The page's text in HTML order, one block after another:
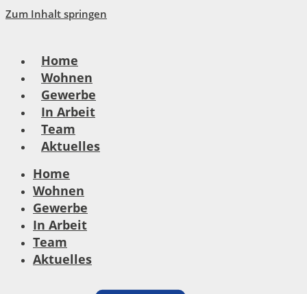
Zum Inhalt springen
Home
Wohnen
Gewerbe
In Arbeit
Team
Aktuelles
Home
Wohnen
Gewerbe
In Arbeit
Team
Aktuelles